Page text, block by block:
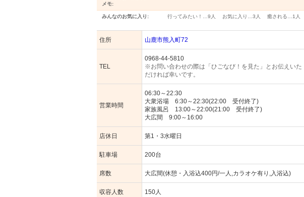
メモ:
みんなのお気に入り: 行ってみたい！… 9人 お気に入り… 3人 癒される… 1人
住所 山鹿市熊入町72
TEL
0968-44-5810
※お問い合わせの際は「ひごなび！を見た」とお伝えいた
だければ幸いです。
営業時間
06:30～22:30
大衆浴場 6:30～22:30(22:00 受付終了)
家族風呂 13:00～22:00(21:00 受付終了)
大広間 9:00～16:00
店休日 第1・3水曜日
駐車場 200台
席数 大広間(休憩・入浴込400円/一人,カラオケ有り,入浴込)
収容人数 150人